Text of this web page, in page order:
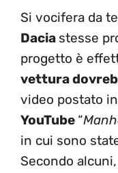
Si vocifera da
Dacia stesse
progetto è
vettura
video postato
YouTube “
in cui sono
Secondo